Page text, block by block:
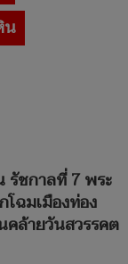
น
ชกาลที่ 7 พระ
ฉมเมืองท่อง
ล้ายวันสวรรคต